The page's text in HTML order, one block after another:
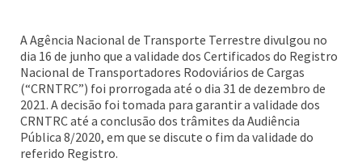
A Agência Nacional de Transporte Terrestre divulgou no
dia 16 de junho que a validade dos Certificados do Registro
Nacional de Transportadores Rodoviários de Cargas
(“CRNTRC”) foi prorrogada até o dia 31 de dezembro de
2021. A decisão foi tomada para garantir a validade dos
CRNTRC até a conclusão dos trâmites da Audiência
Pública 8/2020, em que se discute o fim da validade do
referido Registro.